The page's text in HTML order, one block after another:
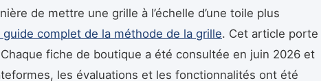
de mettre une grille à l’échelle d’une toile plus
guide complet de la méthode de la grille. Cet article porte
fiche de boutique a été consultée en juin 2026 et
les évaluations et les fonctionnalités ont été